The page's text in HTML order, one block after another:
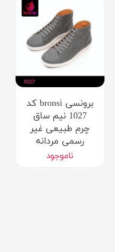
برونسی bronsi کد
1027 نیم ساق
چرم طبیعی غیر
رسمی مردانه
ناموجود